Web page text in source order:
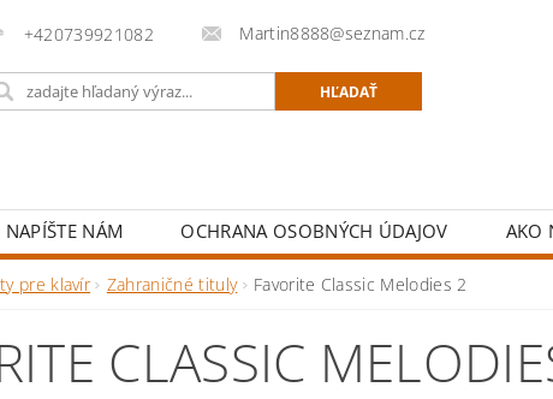
+420739921082 Martin8888@seznam.cz
NAPÍŠTE NÁM OCHRANA OSOBNÝCH ÚDAJOV AKO
pre klavír Zahraničné tituly Favorite Classic Melodies 2
CLASSIC